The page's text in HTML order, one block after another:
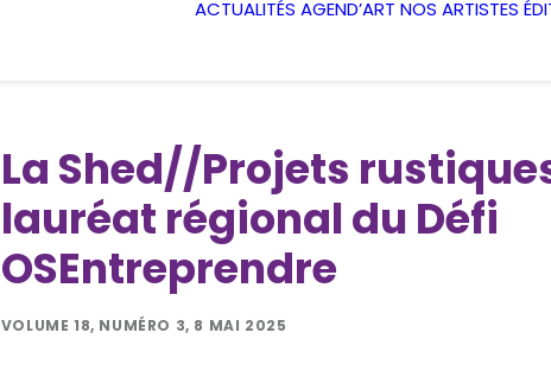
ACTUALITÉS AGEND’ART NOS ARTISTES
La Shed//Projets
lauréat régional du Défi
OSEntreprendre
VOLUME 18, NUMÉRO 3, 8 MAI 2025